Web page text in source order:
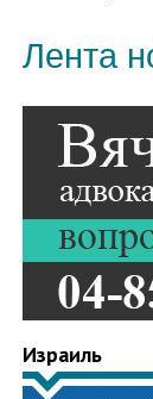
Лента
Израиль